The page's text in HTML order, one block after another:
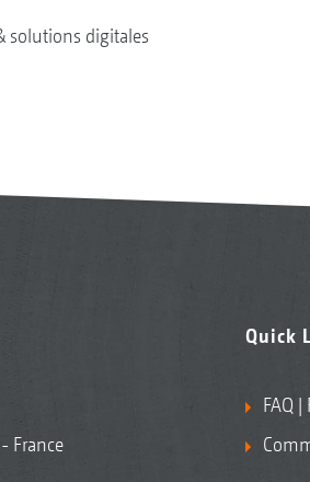
solutions digitales
France
Quick
FAQ